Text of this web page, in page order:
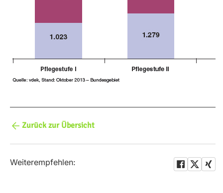
Zurück zur Übersicht
Weiterempfehlen: